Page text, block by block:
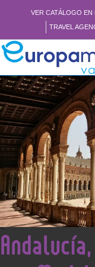
VER CATÁLOGO EN
TRAVEL
<